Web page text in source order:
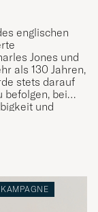
englischen
Jones und
als 130 Jahren,
stets darauf
befolgen, bei
und
KAMPAGNE